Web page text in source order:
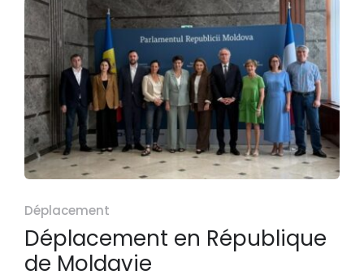
Déplacement
Déplacement en République
de Moldavie